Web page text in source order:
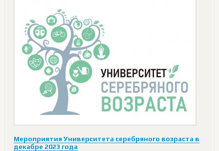
Мероприятия Университета серебряного возраста в
декабре 2023 года